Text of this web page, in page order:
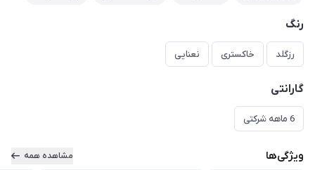
رنگ
رزگلد خاکستری نعنایی
گارانتی
6 ماهه شرکتی
ویژگی‌ها مشاهده همه